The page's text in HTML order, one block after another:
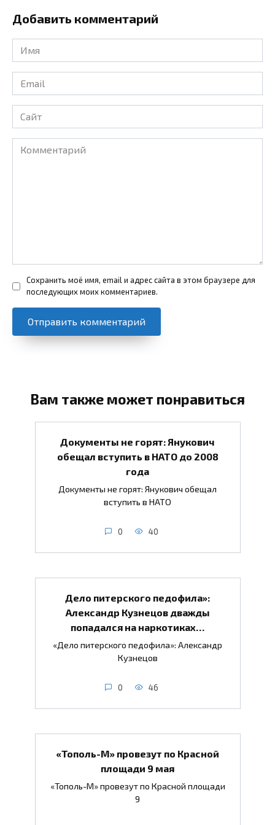
Добавить комментарий
Имя
*
Email
*
Сайт
Комментарий
Сохранить моё имя, email и адрес сайта в этом браузере для
последующих моих комментариев.
Вам также может понравиться
Документы не горят: Янукович
обещал вступить в НАТО до 2008
года
Документы не горят: Янукович обещал
вступить в НАТО
0 40
Дело питерского педофила»:
Александр Кузнецов дважды
попадался на наркотиках…
«Дело питерского педофила»: Александр
Кузнецов
0 46
«Тополь-М» провезут по Красной
площади 9 мая
«Тополь-М» провезут по Красной площади
9